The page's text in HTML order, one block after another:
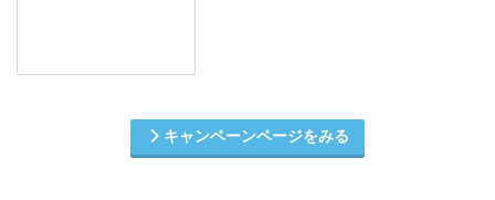
キャンペーンページをみる